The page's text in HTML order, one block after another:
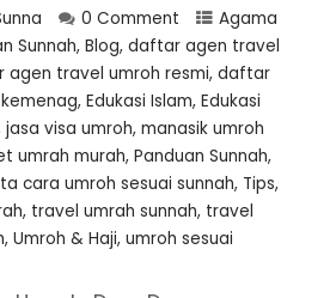
0 Comment
Agama
Sunnah, Blog, daftar agen travel
agen travel umroh resmi, daftar
, Edukasi Islam, Edukasi
jasa visa umroh, manasik umroh
umrah murah, Panduan Sunnah,
cara umroh sesuai sunnah, Tips,
, travel umrah sunnah, travel
, Umroh & Haji, umroh sesuai